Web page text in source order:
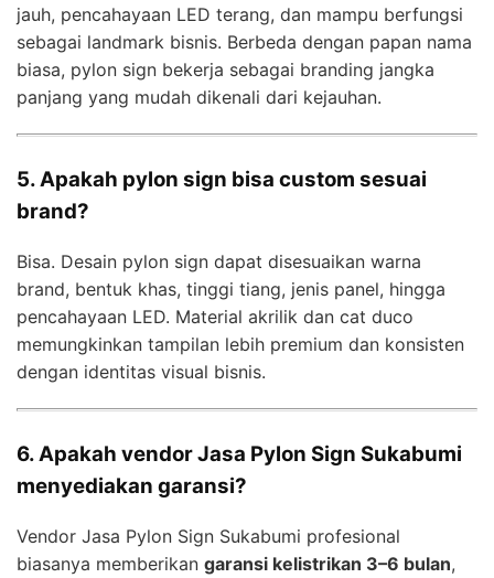
jauh, pencahayaan LED terang, dan mampu berfungsi
sebagai landmark bisnis. Berbeda dengan papan nama
biasa, pylon sign bekerja sebagai branding jangka
panjang yang mudah dikenali dari kejauhan.
5. Apakah pylon sign bisa custom sesuai
brand?
Bisa. Desain pylon sign dapat disesuaikan warna
brand, bentuk khas, tinggi tiang, jenis panel, hingga
pencahayaan LED. Material akrilik dan cat duco
memungkinkan tampilan lebih premium dan konsisten
dengan identitas visual bisnis.
6. Apakah vendor Jasa Pylon Sign Sukabumi
menyediakan garansi?
Vendor Jasa Pylon Sign Sukabumi profesional
biasanya memberikan garansi kelistrikan 3–6 bulan,